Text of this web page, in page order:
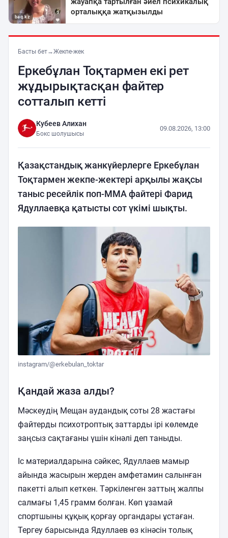
Басты бет→Жекпе-жек
Еркебұлан Тоқтармен екі рет
жұдырықтасқан файтер
сотталып кетті
Кубеев Алихан
Бокс шолушысы
09.08.2026, 13:00
Қазақстандық жанкүйерлерге Еркебұлан
Тоқтармен жекпе-жектері арқылы жақсы
таныс ресейлік поп-ММА файтері Фарид
Ядуллаевқа қатысты сот үкімі шықты.
instagram/@erkebulan_toktar
Қандай жаза алды?
Мәскеудің Мещан аудандық соты 28 жастағы
файтерды психотроптық заттарды ірі көлемде
заңсыз сақтағаны үшін кінәлі деп таныды.
Іс материалдарына сәйкес, Ядуллаев мамыр
айында жасырын жерден амфетамин салынған
пакетті алып кеткен. Тәркіленген заттың жалпы
салмағы 1,45 грамм болған. Көп ұзамай
спортшыны құқық қорғау органдары ұстаған.
Тергеу барысында Ядуллаев өз кінәсін толық